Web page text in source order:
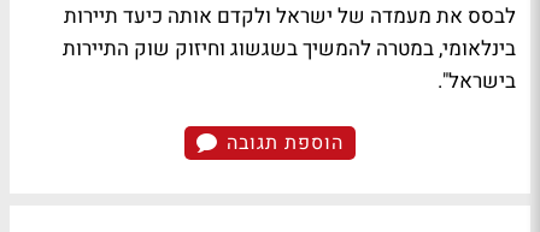
לבסס את מעמדה של ישראל ולקדם אותה כיעד תיירות
בינלאומי, במטרה להמשיך בשגשוג וחיזוק שוק התיירות
בישראל".
הוספת תגובה